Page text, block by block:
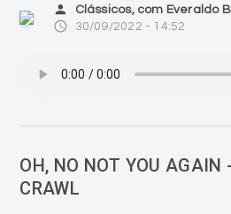
person Clássicos, com Everaldo
access_time 30/09/2022 - 14:52
OH, NO NOT YOU AGAIN
CRAWL